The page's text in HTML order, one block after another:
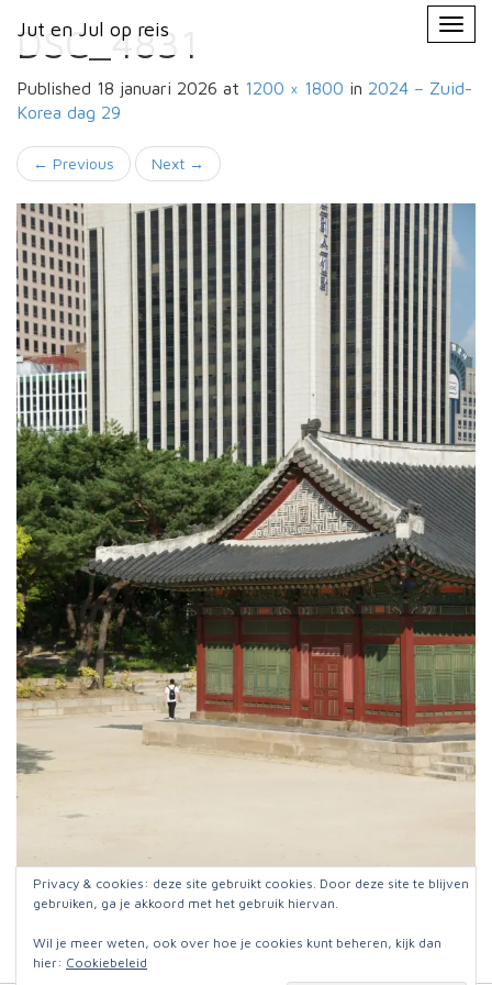
Jut en Jul op reis
Primary
Menu
Jut en Jul op reis
DSC_4831
Published 18 januari 2026 at 1200 × 1800 in 2024 – Zuid-
Korea dag 29
← Previous Next →
Het contrast tussen oud en nieuw
Privacy & cookies: deze site gebruikt cookies. Door deze site te blijven
gebruiken, ga je akkoord met het gebruik hiervan.
Wil je meer weten, ook over hoe je cookies kunt beheren, kijk dan
hier: Cookiebeleid